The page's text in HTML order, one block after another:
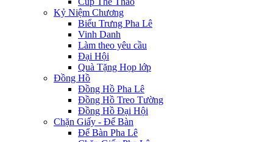
Kỷ Niệm Chương
Biểu Trưng Pha Lê
Vinh Danh
Làm theo yêu cầu
Đại Hội
Quà Tặng Họp lớp
Đồng Hồ
Đồng Hồ Pha Lê
Đồng Hồ Treo Tường
Đồng Hồ Đại Hội
Chặn Giấy - Để Bàn
Để Bàn Pha Lê